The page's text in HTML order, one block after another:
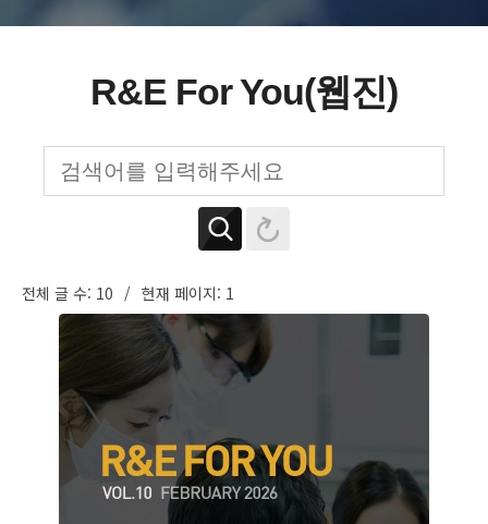
R&E For You(웹진)
전체 글 수: 10 현재 페이지: 1